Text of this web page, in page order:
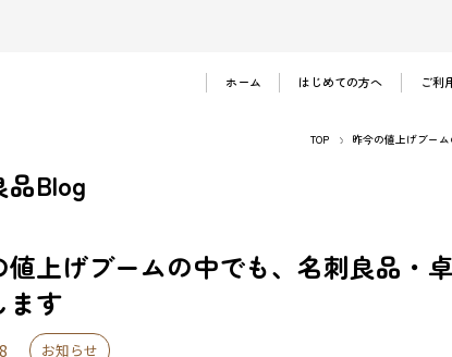
ホーム はじめての方へ ご利
TOP 昨今の値上げブー
Blog
値上げブームの中でも、名刺良品・
ます
お知らせ